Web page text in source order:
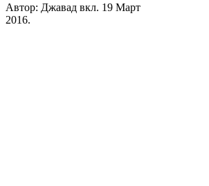
Автор: Джавад вкл. 19 Март
2016.